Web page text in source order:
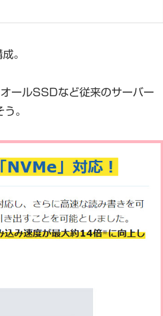
。
ールSSDなど従来のサーバー
。